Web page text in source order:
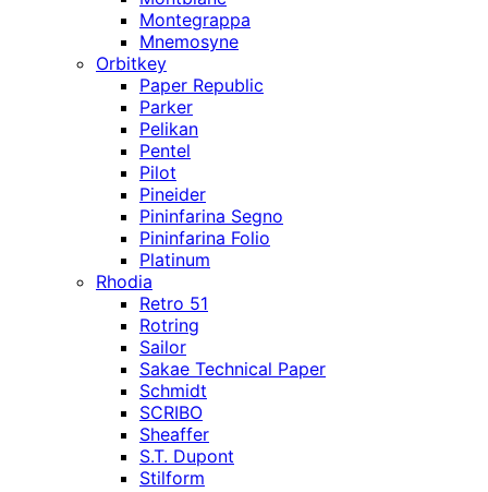
Montegrappa
Mnemosyne
Orbitkey
Paper Republic
Parker
Pelikan
Pentel
Pilot
Pineider
Pininfarina Segno
Pininfarina Folio
Platinum
Rhodia
Retro 51
Rotring
Sailor
Sakae Technical Paper
Schmidt
SCRIBO
Sheaffer
S.T. Dupont
Stilform